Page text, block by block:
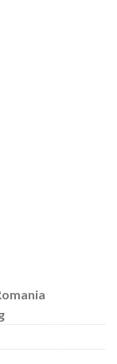
FRUNZE,